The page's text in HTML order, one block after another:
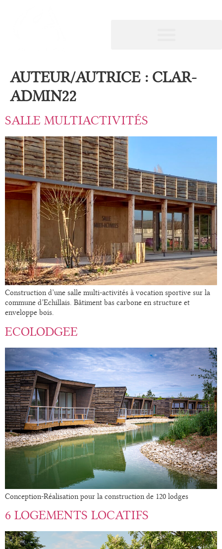
AUTEUR/AUTRICE : CLAR-
ADMIN22
SALLE MULTIACTIVITÉS
Construction d’une salle multi-activités à vocation sportive sur la
commune d’Echillais. Bâtiment bas carbone en structure et
enveloppe bois.
ECOLODGEE
Conception-Réalisation pour la construction de 120 lodges
6 LOGEMENTS LOCATIFS